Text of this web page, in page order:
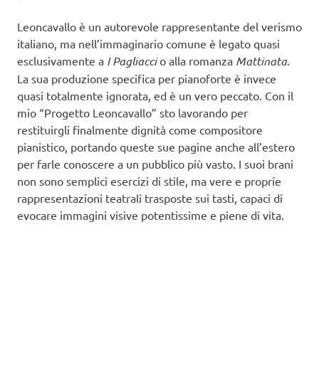
Leoncavallo è un autorevole rappresentante del verismo
italiano, ma nell’immaginario comune è legato quasi
esclusivamente a I Pagliaccio alla romanza Mattinata.
La sua produzione specifica per pianoforte è invece
quasi totalmente ignorata, ed è un vero peccato. Con il
mio “Progetto Leoncavallo” sto lavorando per
restituirgli finalmente dignità come compositore
pianistico, portando queste sue pagine anche all’estero
per farle conoscere a un pubblico più vasto. I suoi brani
non sono semplici esercizi di stile, ma vere e proprie
rappresentazioni teatrali trasposte sui tasti, capaci di
evocare immagini visive potentissime e piene di vita.